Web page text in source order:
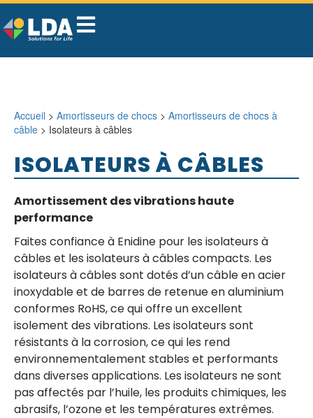
Accueil > Amortisseurs de chocs > Amortisseurs de chocs à
câble > Isolateurs à câbles
ISOLATEURS À CÂBLES
Amortissement des vibrations haute
performance
Faites confiance à Enidine pour les isolateurs à
câbles et les isolateurs à câbles compacts. Les
isolateurs à câbles sont dotés d’un câble en acier
inoxydable et de barres de retenue en aluminium
conformes RoHS, ce qui offre un excellent
isolement des vibrations. Les isolateurs sont
résistants à la corrosion, ce qui les rend
environnementalement stables et performants
dans diverses applications. Les isolateurs ne sont
pas affectés par l’huile, les produits chimiques, les
abrasifs, l’ozone et les températures extrêmes.